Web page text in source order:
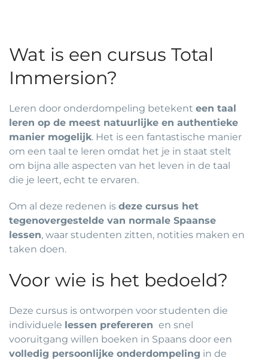
Wat is een cursus Total
Immersion?
Leren door onderdompeling betekent een taal
leren op de meest natuurlijke en authentieke
manier mogelijk. Het is een fantastische manier
om een taal te leren omdat het je in staat stelt
om bijna alle aspecten van het leven in de taal
die je leert, echt te ervaren.
Om al deze redenen is deze cursus het
tegenovergestelde van normale Spaanse
lessen, waar studenten zitten, notities maken en
taken doen.
Voor wie is het bedoeld?
Deze cursus is ontworpen voor studenten die
individuele lessen prefereren en snel
vooruitgang willen boeken in Spaans door een
volledig persoonlijke onderdompeling in de